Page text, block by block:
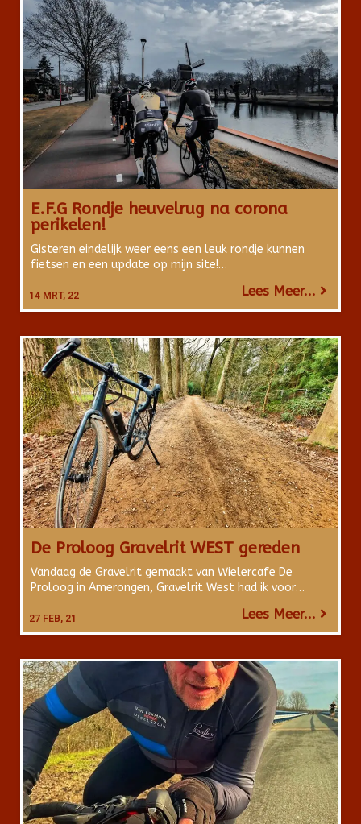
E.F.G Rondje heuvelrug na corona
perikelen!
14 MRT, 22
Gisteren eindelijk weer eens een leuk rondje kunnen
fietsen en een update op mijn site!…
Lees Meer...
De Proloog Gravelrit WEST gereden
27 FEB, 21
Vandaag de Gravelrit gemaakt van Wielercafe De
Proloog in Amerongen, Gravelrit West had ik voor…
Lees Meer...